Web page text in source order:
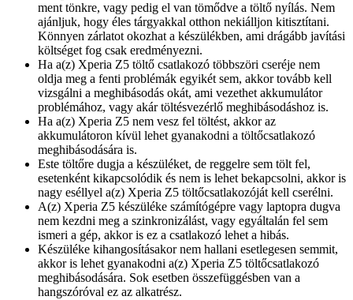
ment tönkre, vagy pedig el van tömődve a töltő nyílás. Nem
ajánljuk, hogy éles tárgyakkal otthon nekiálljon kitisztítani.
Könnyen zárlatot okozhat a készülékben, ami drágább javítási
költséget fog csak eredményezni.
Ha a(z) Xperia Z5 töltő csatlakozó többszöri cseréje nem
oldja meg a fenti problémák egyikét sem, akkor tovább kell
vizsgálni a meghibásodás okát, ami vezethet akkumulátor
problémához, vagy akár töltésvezérlő meghibásodáshoz is.
Ha a(z) Xperia Z5 nem vesz fel töltést, akkor az
akkumulátoron kívül lehet gyanakodni a töltőcsatlakozó
meghibásodására is.
Este töltőre dugja a készüléket, de reggelre sem tölt fel,
esetenként kikapcsolódik és nem is lehet bekapcsolni, akkor is
nagy eséllyel a(z) Xperia Z5 töltőcsatlakozóját kell cserélni.
A(z) Xperia Z5 készüléke számítógépre vagy laptopra dugva
nem kezdni meg a szinkronizálást, vagy egyáltalán fel sem
ismeri a gép, akkor is ez a csatlakozó lehet a hibás.
Készüléke kihangosításakor nem hallani esetlegesen semmit,
akkor is lehet gyanakodni a(z) Xperia Z5 töltőcsatlakozó
meghibásodására. Sok esetben összefüggésben van a
hangszóróval ez az alkatrész.